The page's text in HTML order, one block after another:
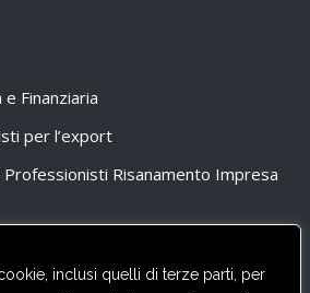
inclusi quelli di terze parti, per
e Finanziaria
per l’export
Professionisti Risanamento Impresa